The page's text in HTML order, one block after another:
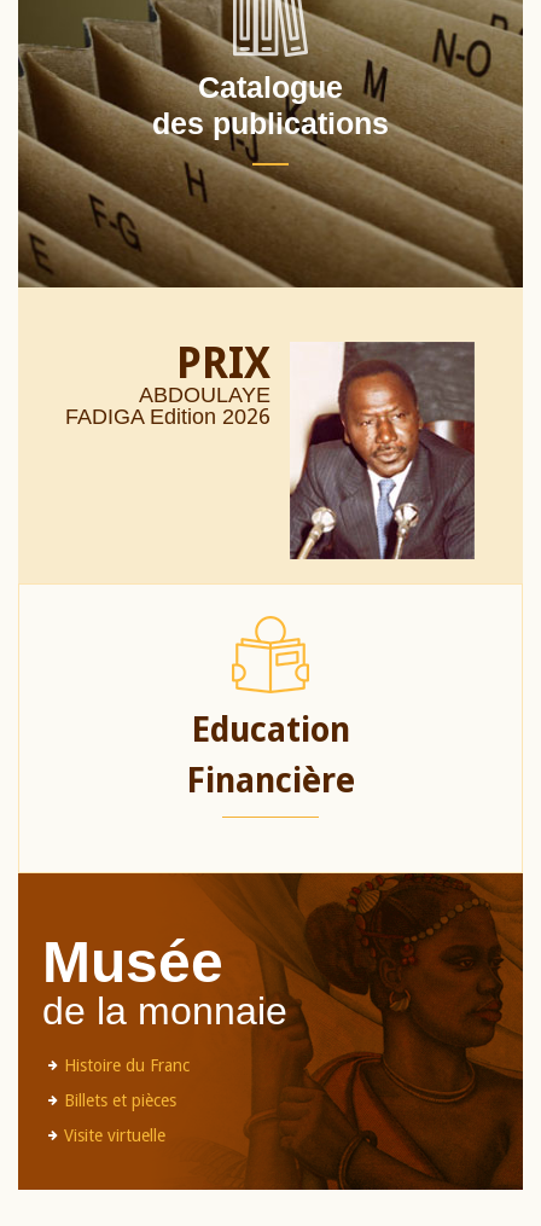
Catalogue
des publications
PRIX
ABDOULAYE
FADIGA Edition 2026
Education
Financière
Musée
de la monnaie
Histoire du Franc
Billets et pièces
Visite virtuelle